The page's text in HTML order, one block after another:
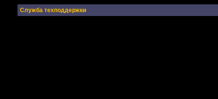
Служба техподдержки